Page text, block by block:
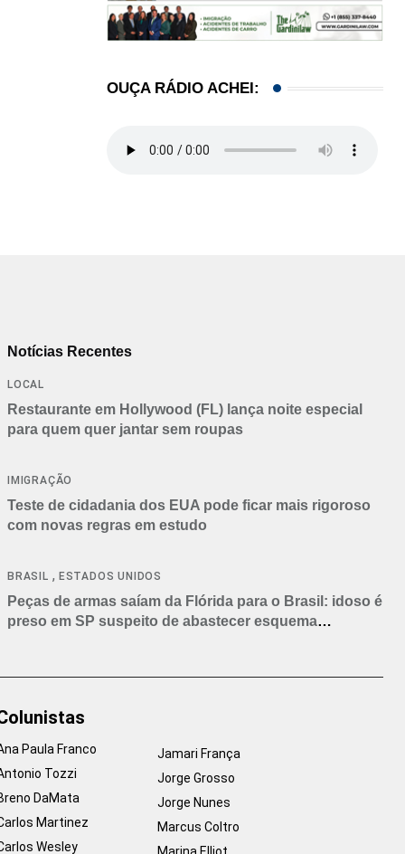
OUÇA RÁDIO ACHEI:
Notícias Recentes
LOCAL
Restaurante em Hollywood (FL) lança noite especial
para quem quer jantar sem roupas
IMIGRAÇÃO
Teste de cidadania dos EUA pode ficar mais rigoroso
com novas regras em estudo
BRASIL , ESTADOS UNIDOS
Peças de armas saíam da Flórida para o Brasil: idoso é
preso em SP suspeito de abastecer esquema
Paula Franco
Tozzi
DaMata
Martinez
Wesley
Jamari França
Jorge Grosso
Jorge Nunes
Marcus Coltro